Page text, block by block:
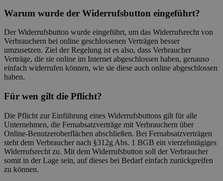
Warum wurde der Widerrufsbutton eingeführt?
Der Widerrufsbutton wurde eingeführt, um das Widerrufsrecht von
Verbrauchern bei online geschlossenen Verträgen besser
umzusetzen. Ziel der Regelung ist es also, dass Verbraucher
Verträge, die sie online im Internet abgeschlossen haben, genauso
einfach widerrufen können, wie sie diese auch online abgeschlossen
haben.
Für wen gilt die Pflicht?
Die Pflicht zur Einführung eines Widerrufsbuttons gilt für alle
Unternehmen, die Fernabsatzverträge mit Verbrauchern über
Online-Benutzeroberflächen abschließen. Bei Fernabsatzverträgen
steht dem Verbraucher nach §312g Abs. 1 BGB ein vierzehntägiges
Widerrufsrecht zu. Mit dem Widerrufsbutton soll der Verbraucher
somit in der Lage sein, auf dieses bei Bedarf einfach zurückgreifen
zu können.